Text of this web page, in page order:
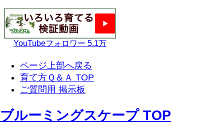
YouTubeフォロワー 5.1万
ページ上部へ戻る
育て方Ｑ＆Ａ TOP
ご質問用 掲示板
ブルーミングスケープ TOP